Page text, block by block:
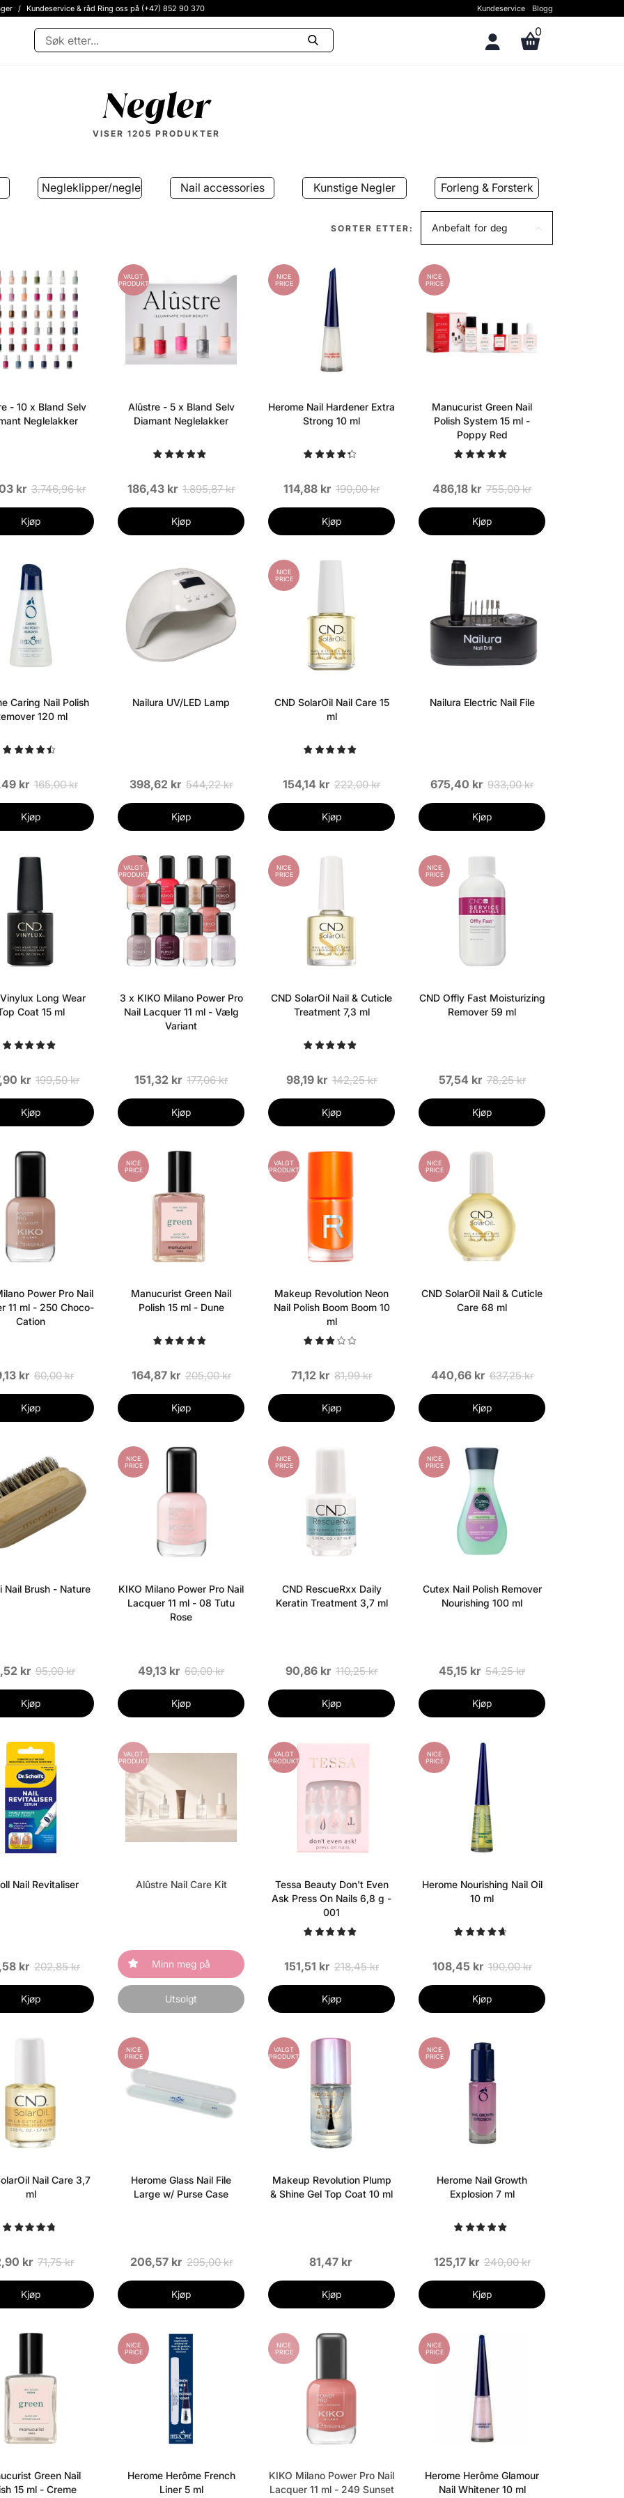
/ Kundeservice & råd Ring oss på (+47) 852 90 370 Kundeservice Blogg
0
Negler
VISER 1205 PRODUKTER
Negleklipper/neglefil Nail accessories Kunstige Negler Forleng & Forsterk
Anbefalt for deg
SORTER ETTER:
- 10 x Bland Selv
Neglelakker
kr 3.746,96 kr
Kjøp
VALGT
PRODUKT
Alûstre - 5 x Bland Selv
Diamant Neglelakker
186,43 kr 1.895,87 kr
Kjøp
NICE
PRICE
Herome Nail Hardener Extra
Strong 10 ml
114,88 kr 190,00 kr
Kjøp
NICE
PRICE
Manucurist Green Nail
Polish System 15 ml -
Poppy Red
486,18 kr 755,00 kr
Kjøp
Caring Nail Polish
120 ml
kr 165,00 kr
Kjøp
Nailura UV/LED Lamp
398,62 kr 544,22 kr
Kjøp
NICE
PRICE
CND SolarOil Nail Care 15
ml
154,14 kr 222,00 kr
Kjøp
Nailura Electric Nail File
675,40 kr 933,00 kr
Kjøp
Long Wear
Coat 15 ml
kr 199,50 kr
Kjøp
VALGT
PRODUKT
3 x KIKO Milano Power Pro
Nail Lacquer 11 ml - Vælg
Variant
151,32 kr 177,06 kr
Kjøp
NICE
PRICE
CND SolarOil Nail & Cuticle
Treatment 7,3 ml
98,19 kr 142,25 kr
Kjøp
NICE
PRICE
CND Offly Fast Moisturizing
Remover 59 ml
57,54 kr 78,25 kr
Kjøp
Power Pro Nail
11 ml - 250 Choco-
Cation
kr 60,00 kr
Kjøp
NICE
PRICE
Manucurist Green Nail
Polish 15 ml - Dune
164,87 kr 205,00 kr
Kjøp
VALGT
PRODUKT
Makeup Revolution Neon
Nail Polish Boom Boom 10
ml
71,12 kr 81,99 kr
Kjøp
NICE
PRICE
CND SolarOil Nail & Cuticle
Care 68 ml
440,66 kr 637,25 kr
Kjøp
Nail Brush - Nature
kr 95,00 kr
Kjøp
NICE
PRICE
KIKO Milano Power Pro Nail
Lacquer 11 ml - 08 Tutu
Rose
49,13 kr 60,00 kr
Kjøp
NICE
PRICE
CND RescueRxx Daily
Keratin Treatment 3,7 ml
90,86 kr 110,25 kr
Kjøp
NICE
PRICE
Cutex Nail Polish Remover
Nourishing 100 ml
45,15 kr 54,25 kr
Kjøp
Nail Revitaliser
kr 202,85 kr
Kjøp
VALGT
PRODUKT
Alûstre Nail Care Kit
Minn meg på
Utsolgt
VALGT
PRODUKT
Tessa Beauty Don't Even
Ask Press On Nails 6,8 g -
001
151,51 kr 218,45 kr
Kjøp
NICE
PRICE
Herome Nourishing Nail Oil
10 ml
108,45 kr 190,00 kr
Kjøp
Nail Care 3,7
ml
kr 71,75 kr
Kjøp
NICE
PRICE
Herome Glass Nail File
Large w/ Purse Case
206,57 kr 295,00 kr
Kjøp
VALGT
PRODUKT
Makeup Revolution Plump
& Shine Gel Top Coat 10 ml
81,47 kr
Kjøp
NICE
PRICE
Herome Nail Growth
Explosion 7 ml
125,17 kr 240,00 kr
Kjøp
Green Nail
15 ml - Creme
NICE
PRICE
Herome Herôme French
Liner 5 ml
NICE
PRICE
KIKO Milano Power Pro Nail
Lacquer 11 ml - 249 Sunset
NICE
PRICE
Herome Herôme Glamour
Nail Whitener 10 ml